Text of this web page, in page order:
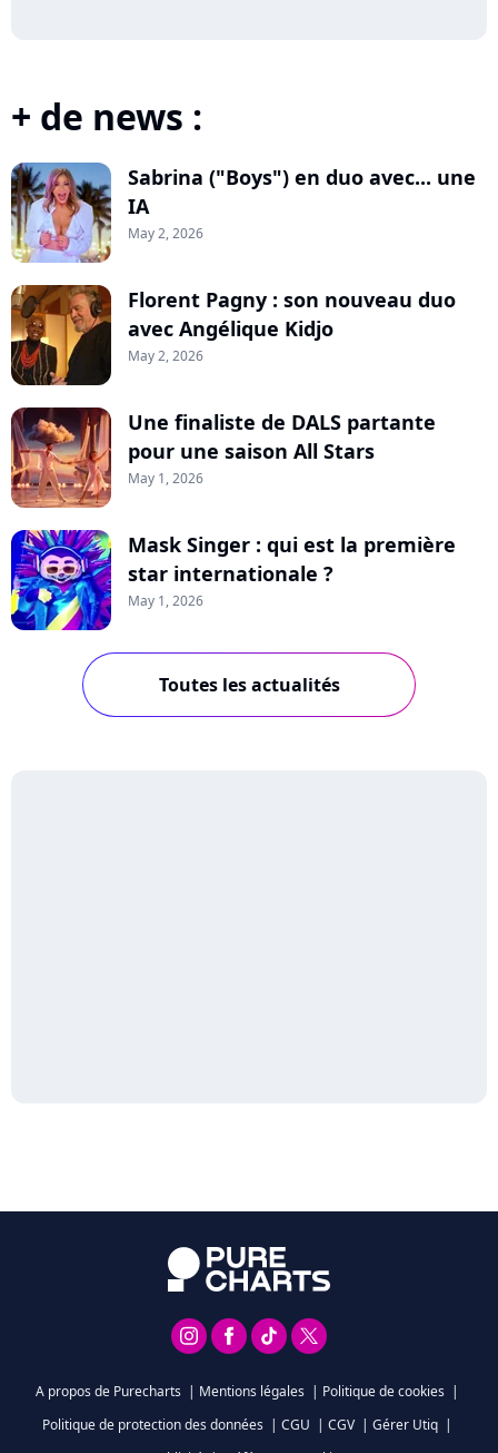
+ de news :
Sabrina ("Boys") en duo avec... une
IA
May 2, 2026
Florent Pagny : son nouveau duo
avec Angélique Kidjo
May 2, 2026
Une finaliste de DALS partante
pour une saison All Stars
May 1, 2026
Mask Singer : qui est la première
star internationale ?
May 1, 2026
Toutes les actualités
A propos de Purecharts | Mentions légales | Politique de cookies |
Politique de protection des données | CGU | CGV | Gérer Utiq |